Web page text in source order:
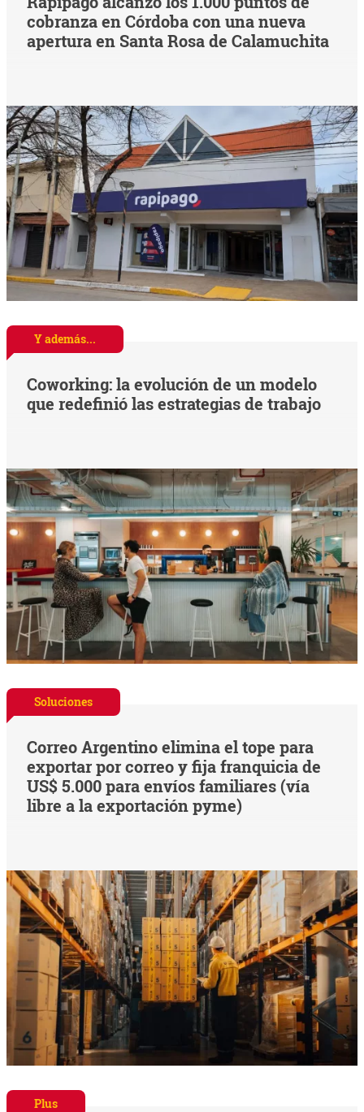
cobranza en Córdoba con una nueva
apertura en Santa Rosa de Calamuchita
Y además...
Coworking: la evolución de un modelo
que redefinió las estrategias de trabajo
Soluciones
Correo Argentino elimina el tope para
exportar por correo y fija franquicia de
US$ 5.000 para envíos familiares (vía
libre a la exportación pyme)
Plus